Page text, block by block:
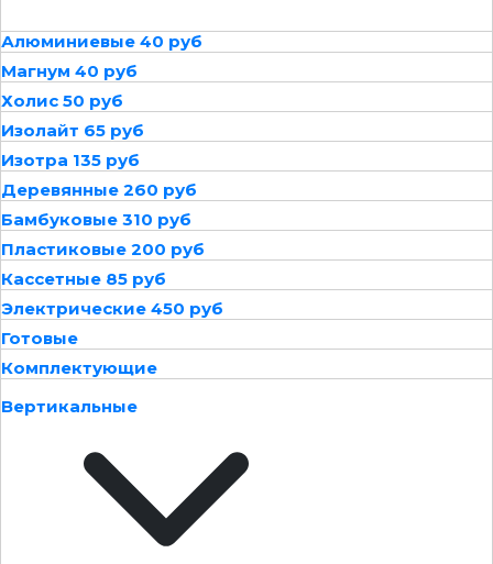
Алюминиевые 40 руб
Магнум 40 руб
Холис 50 руб
Изолайт 65 руб
Изотра 135 руб
Деревянные 260 руб
Бамбуковые 310 руб
Пластиковые 200 руб
Кассетные 85 руб
Электрические 450 руб
Готовые
Комплектующие
Вертикальные